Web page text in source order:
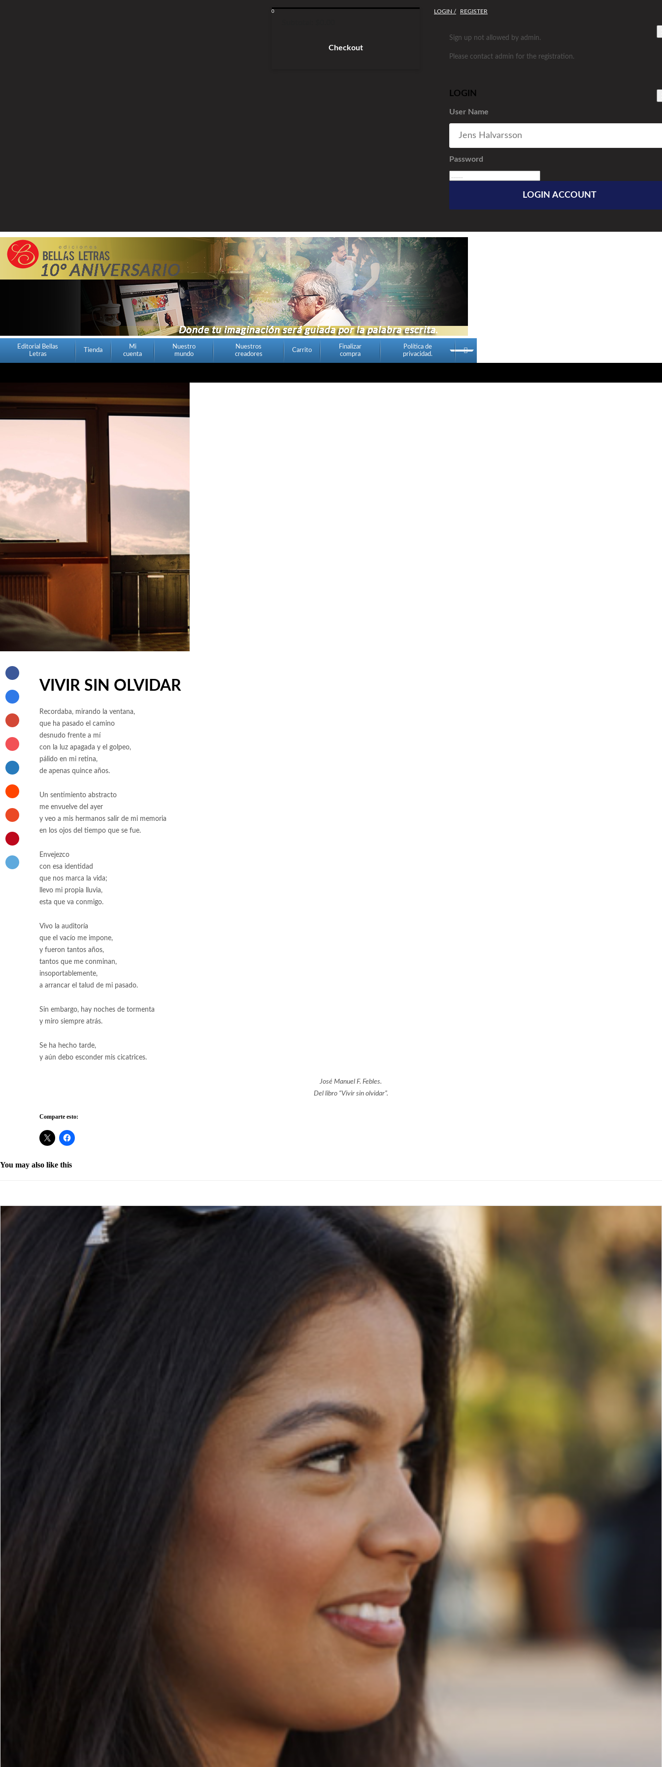
LOGIN / REGISTER
Sign up not allowed by admin.
Please contact admin for the registration.
LOGIN
User Name
Password
0
Checkout
Editorial Bellas
Letras
Tienda
Mi
cuenta
Nuestro
mundo
Nuestros
creadores
Carrito
Finalizar
compra
Política de
privacidad.
VIVIR SIN OLVIDAR
Recordaba, mirando la ventana,
que ha pasado el camino
desnudo frente a mí
con la luz apagada y el golpeo,
pálido en mi retina,
de apenas quince años.
Un sentimiento abstracto
me envuelve del ayer
y veo a mis hermanos salir de mi memoria
en los ojos del tiempo que se fue.
Envejezco
con esa identidad
que nos marca la vida;
llevo mi propia lluvia,
esta que va conmigo.
Vivo la auditoría
que el vacío me impone,
y fueron tantos años,
tantos que me conminan,
insoportablemente,
a arrancar el talud de mi pasado.
Sin embargo, hay noches de tormenta
y miro siempre atrás.
Se ha hecho tarde,
y aún debo esconder mis cicatrices.
José Manuel F. Febles.
Del libro “Vivir sin olvidar”.
Comparte esto:
You may also like this